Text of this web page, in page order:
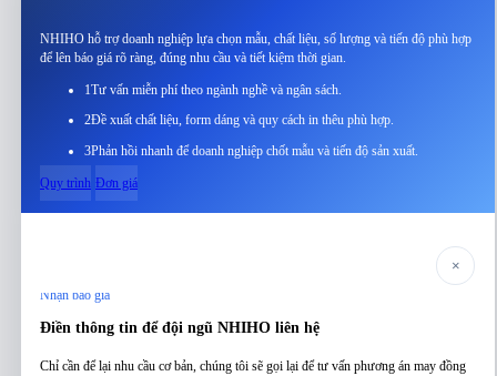
NHIHO hỗ trợ doanh nghiệp lựa chọn mẫu, chất liệu, số lượng và tiến độ phù hợp
để lên báo giá rõ ràng, đúng nhu cầu và tiết kiệm thời gian.
1Tư vấn miễn phí theo ngành nghề và ngân sách.
2Đề xuất chất liệu, form dáng và quy cách in thêu phù hợp.
3Phản hồi nhanh để doanh nghiệp chốt mẫu và tiến độ sản xuất.
Quy trình Đơn giá
×
Nhận báo giá
Điền thông tin để đội ngũ NHIHO liên hệ
Chỉ cần để lại nhu cầu cơ bản, chúng tôi sẽ gọi lại để tư vấn phương án may đồng